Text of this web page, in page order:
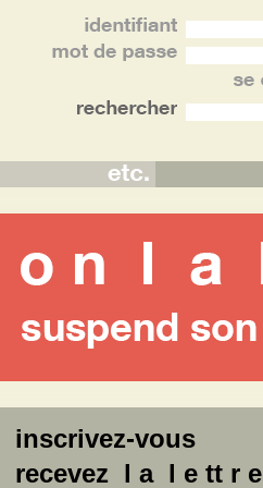
inscrivez-vous
recevez l a l e tt r e